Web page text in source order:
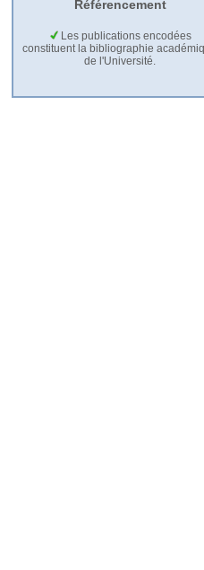
Référencement
Les publications encodées
constituent la bibliographie
de l'Université.